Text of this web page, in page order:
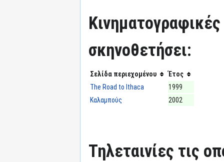
Κινηματογραφικές
σκηνοθετήσει:
Σελίδα περιεχομένου
Έτος
The Road to Ithaca
1999
Καλαμπούς
2002
Τηλεταινίες τις